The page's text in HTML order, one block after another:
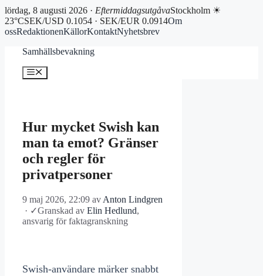
lördag, 8 augusti 2026 · EftermiddagsutgåvaStockholm ☀
23°CSEK/USD 0.1054 · SEK/EUR 0.0914Om
ossRedaktionenKällorKontaktNyhetsbrev
Samhällsbevakning
Meny
Hur mycket Swish kan
man ta emot? Gränser
och regler för
privatpersoner
9 maj 2026, 22:09 av Anton Lindgren
· ✓Granskad av Elin Hedlund,
ansvarig för faktagranskning
Swish-användare märker snabbt